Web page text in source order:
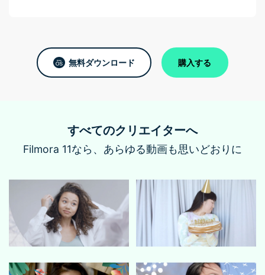
無料ダウンロード 購入する
すべてのクリエイターへ
Filmora 11なら、あらゆる動画も思いどおりに